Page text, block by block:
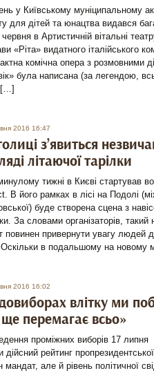
у Київському муніципальному
для дітей та юнацтва видався
в Артистичній вітальні
«Ріта» видатного італійського
комічна опера з розмовними
була написана (за легендою,
[…]
2016 16:47
з’явиться
літаючої тарілки
тижні в Києві стартував
В його рамках в лісі на Подолі
буде створена сцена з
За словами організаторів, такий
повинен привернути увагу людей
в подальшому на новому
2016 16:02
влітку ми
ще перемагає всьо»
проміжних виборів 17
дійсний рейтинг
мандат, але й рівень політичної